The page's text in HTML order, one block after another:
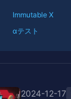
Immutable X
αテスト
2024-12-17